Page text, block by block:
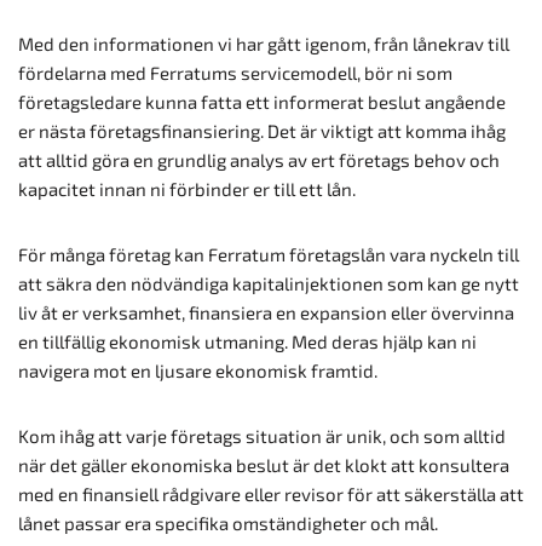
Med den informationen vi har gått igenom, från lånekrav till
fördelarna med Ferratums servicemodell, bör ni som
företagsledare kunna fatta ett informerat beslut angående
er nästa företagsfinansiering. Det är viktigt att komma ihåg
att alltid göra en grundlig analys av ert företags behov och
kapacitet innan ni förbinder er till ett lån.
För många företag kan Ferratum företagslån vara nyckeln till
att säkra den nödvändiga kapitalinjektionen som kan ge nytt
liv åt er verksamhet, finansiera en expansion eller övervinna
en tillfällig ekonomisk utmaning. Med deras hjälp kan ni
navigera mot en ljusare ekonomisk framtid.
Kom ihåg att varje företags situation är unik, och som alltid
när det gäller ekonomiska beslut är det klokt att konsultera
med en finansiell rådgivare eller revisor för att säkerställa att
lånet passar era specifika omständigheter och mål.